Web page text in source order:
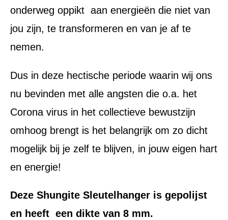
onderweg oppikt aan energieën die niet van
jou zijn, te transformeren en van je af te
nemen.
Dus in deze hectische periode waarin wij ons
nu bevinden met alle angsten die o.a. het
Corona virus in het collectieve bewustzijn
omhoog brengt is het belangrijk om zo dicht
mogelijk bij je zelf te blijven, in jouw eigen hart
en energie!
Deze Shungite Sleutelhanger is gepolijst
en heeft een dikte van 8 mm.